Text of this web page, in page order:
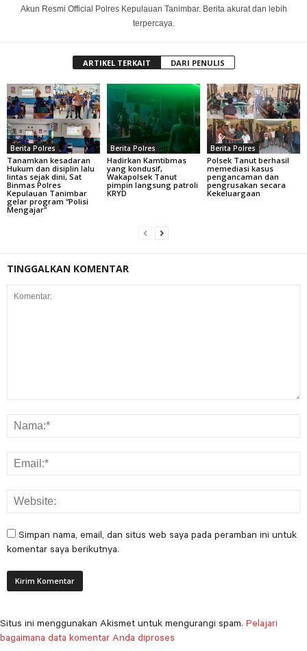
Akun Resmi Official Polres Kepulauan Tanimbar. Berita akurat dan lebih
terpercaya.
ARTIKEL TERKAIT DARI PENULIS
Berita Polres
Tanamkan kesadaran
Hukum dan disiplin lalu
lintas sejak dini, Sat
Binmas Polres
Kepulauan Tanimbar
gelar program “Polisi
Mengajar”
Berita Polres
Hadirkan Kamtibmas
yang kondusif,
Wakapolsek Tanut
pimpin langsung patroli
KRYD
Berita Polres
Polsek Tanut berhasil
memediasi kasus
pengancaman dan
pengrusakan secara
Kekeluargaan
TINGGALKAN KOMENTAR
Simpan nama, email, dan situs web saya pada peramban ini untuk
komentar saya berikutnya.
Situs ini menggunakan Akismet untuk mengurangi spam. Pelajari
bagaimana data komentar Anda diproses